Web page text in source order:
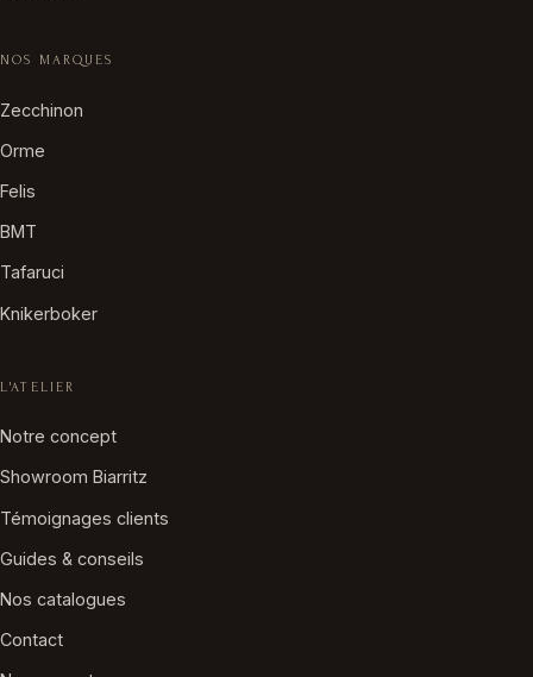
NOS MARQUES
Zecchinon
Orme
Felis
BMT
Tafaruci
Knikerboker
L'ATELIER
Notre concept
Showroom Biarritz
Témoignages clients
Guides & conseils
Nos catalogues
Contact